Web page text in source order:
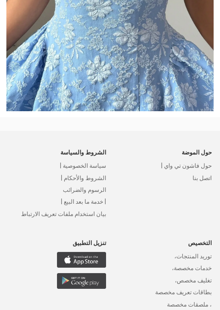
حول الموضة
حول فاشون تي واي |
اتصل بنا
الشروط والسياسة
سياسة الخصوصية |
الشروط والأحكام |
الرسوم والضرائب
| خدمة ما بعد البيع |
بيان استخدام ملفات تعريف الارتباط
التخصيص
توريد المنتجات،
خدمات مخصصة،
تغليف مخصص،
بطاقات تعريف مخصصة
، ملصقات مخصصة
تنزيل التطبيق